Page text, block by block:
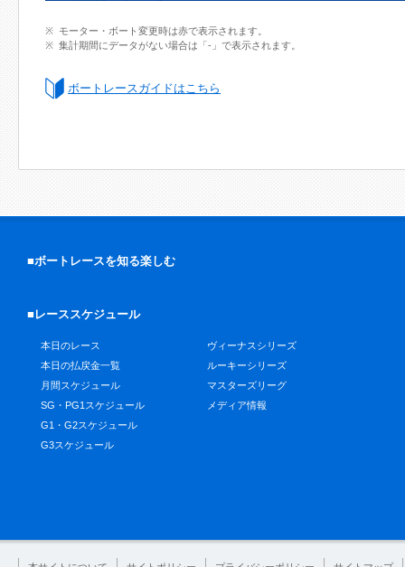
モーター・ボート変更時は赤で表示されます。
集計期間にデータがない場合は「-」で表示されます。
ボートレースガイドはこちら
■ボートレースを知る楽しむ
■レーススケジュール
本日のレース
本日の払戻金一覧
月間スケジュール
SG・PG1スケジュール
G1・G2スケジュール
G3スケジュール
ヴィーナスシリーズ
ルーキーシリーズ
マスターズリーグ
メディア情報